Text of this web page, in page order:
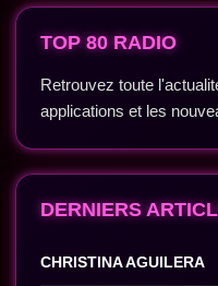
TOP 80 RADIO
Retrouvez toute
applications et les
DERNIERS
CHRISTINA AGUILERA